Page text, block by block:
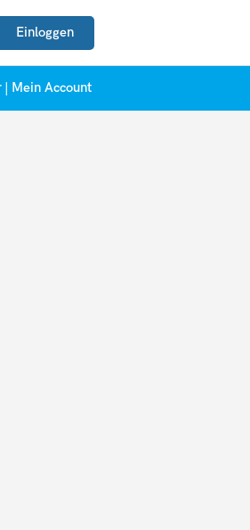
Einloggen
Mein Account